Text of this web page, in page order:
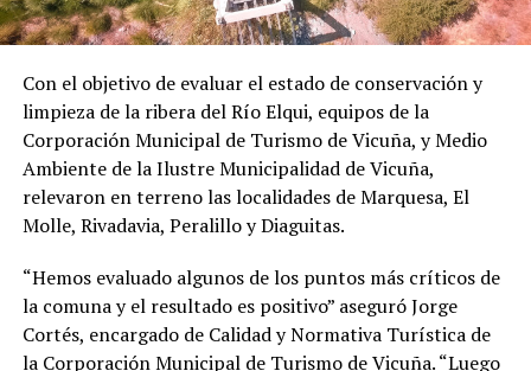
Con el objetivo de evaluar el estado de conservación y
limpieza de la ribera del Río Elqui, equipos de la
Corporación Municipal de Turismo de Vicuña, y Medio
Ambiente de la Ilustre Municipalidad de Vicuña,
relevaron en terreno las localidades de Marquesa, El
Molle, Rivadavia, Peralillo y Diaguitas.
“Hemos evaluado algunos de los puntos más críticos de
la comuna y el resultado es positivo” aseguró Jorge
Cortés, encargado de Calidad y Normativa Turística de
la Corporación Municipal de Turismo de Vicuña. “Luego